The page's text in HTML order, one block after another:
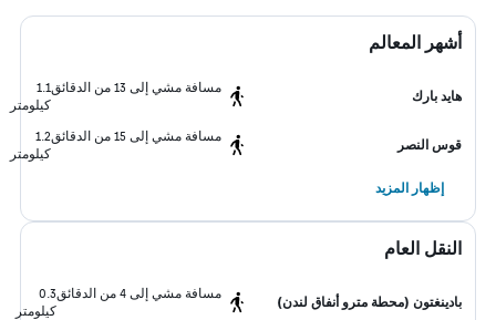
أشهر المعالم
هايد بارك
مسافة مشي إلى 13 من الدقائق
1.1
كيلومتر
قوس النصر
مسافة مشي إلى 15 من الدقائق
1.2
كيلومتر
إظهار المزيد
النقل العام
بادينغتون (محطة مترو أنفاق لندن)
مسافة مشي إلى 4 من الدقائق
0.3
كيلومتر